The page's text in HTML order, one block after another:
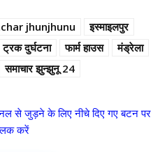
jhunjhunu
इस्माइलपुर
ट्रक दुर्घटना फार्म हाउस
मंड्रेला
समाचार झुन्झुनू 24
से जुड़ने के लिए नीचे दिए गए बटन पर
करें